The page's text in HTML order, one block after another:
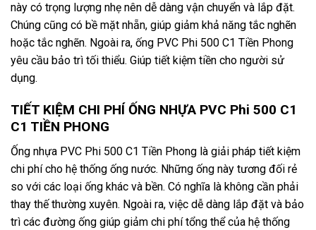
này có trọng lượng nhẹ nên dễ dàng vận chuyển và lắp đặt.
Chúng cũng có bề mặt nhẵn, giúp giảm khả năng tắc nghẽn
hoặc tắc nghẽn. Ngoài ra, ống PVC Phi 500 C1 Tiền Phong
yêu cầu bảo trì tối thiểu. Giúp tiết kiệm tiền cho người sử
dụng.
TIẾT KIỆM CHI PHÍ ỐNG NHỰA PVC Phi 500 C1
C1 TIỀN PHONG
Ống nhựa PVC Phi 500 C1 Tiền Phong là giải pháp tiết kiệm
chi phí cho hệ thống ống nước. Những ống này tương đối rẻ
so với các loại ống khác và bền. Có nghĩa là không cần phải
thay thế thường xuyên. Ngoài ra, việc dễ dàng lắp đặt và bảo
trì các đường ống giúp giảm chi phí tổng thể của hệ thống